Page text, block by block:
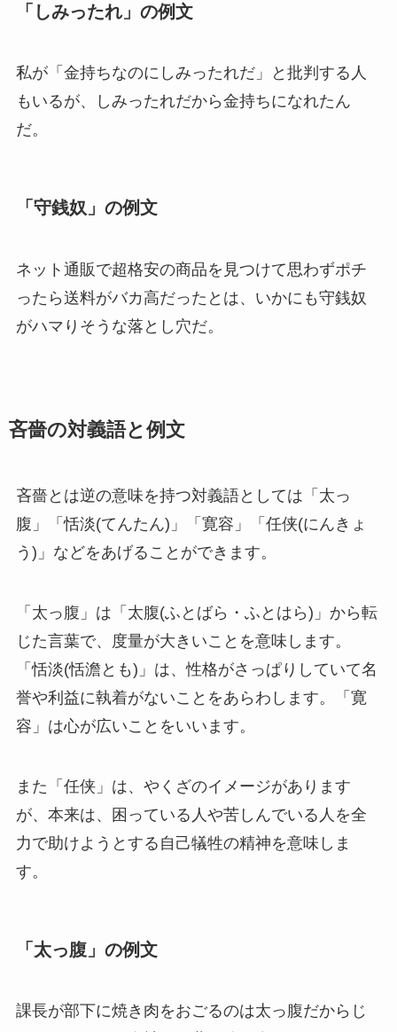
「しみったれ」の例文
私が「金持ちなのにしみったれだ」と批判する人
もいるが、しみったれだから金持ちになれたん
だ。
「守銭奴」の例文
ネット通販で超格安の商品を見つけて思わずポチ
ったら送料がバカ高だったとは、いかにも守銭奴
がハマりそうな落とし穴だ。
吝嗇の対義語と例文
吝嗇とは逆の意味を持つ対義語としては「太っ
腹」「恬淡(てんたん)」「寛容」「任侠(にんきょ
う)」などをあげることができます。
「太っ腹」は「太腹(ふとばら・ふとはら)」から転
じた言葉で、度量が大きいことを意味します。
「恬淡(恬澹とも)」は、性格がさっぱりしていて名
誉や利益に執着がないことをあらわします。「寛
容」は心が広いことをいいます。
また「任侠」は、やくざのイメージがあります
が、本来は、困っている人や苦しんでいる人を全
力で助けようとする自己犠牲の精神を意味しま
す。
「太っ腹」の例文
課長が部下に焼き肉をおごるのは太っ腹だからじ